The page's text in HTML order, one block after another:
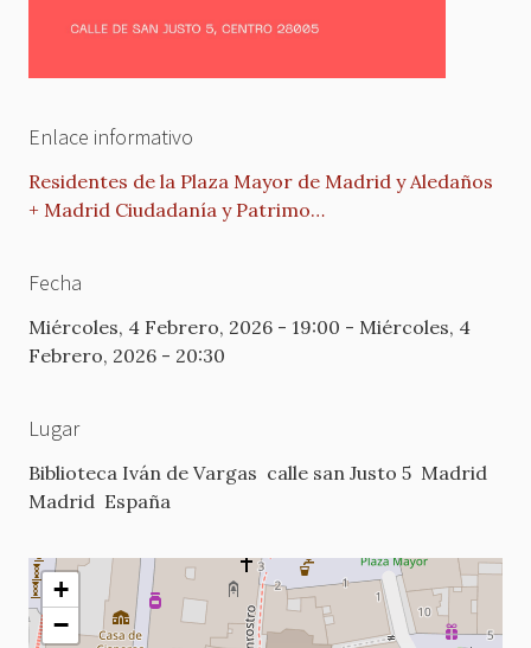
Enlace informativo
Residentes de la Plaza Mayor de Madrid y Aledaños
+ Madrid Ciudadanía y Patrimo…
Fecha
Miércoles, 4 Febrero, 2026 - 19:00 - Miércoles, 4
Febrero, 2026 - 20:30
Lugar
Biblioteca Iván de Vargas calle san Justo 5 Madrid
Madrid España
+
−